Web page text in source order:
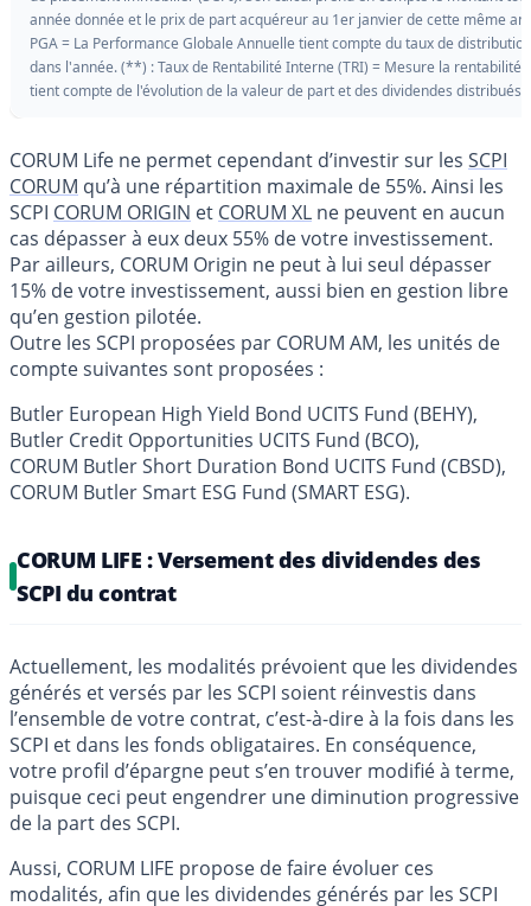
année donnée et le prix de part acquéreur au 1er janvier de cette même
PGA = La Performance Globale Annuelle tient compte du taux de
dans l'année. (**) : Taux de Rentabilité Interne (TRI) = Mesure la
tient compte de l'évolution de la valeur de part et des dividendes distribués
CORUM Life ne permet cependant d’investir sur les SCPI
CORUM qu’à une répartition maximale de 55%. Ainsi les
SCPI CORUM ORIGIN et CORUM XL ne peuvent en aucun
cas dépasser à eux deux 55% de votre investissement.
Par ailleurs, CORUM Origin ne peut à lui seul dépasser
15% de votre investissement, aussi bien en gestion libre
qu’en gestion pilotée.
Outre les SCPI proposées par CORUM AM, les unités de
compte suivantes sont proposées :
Butler European High Yield Bond UCITS Fund (BEHY),
Butler Credit Opportunities UCITS Fund (BCO),
CORUM Butler Short Duration Bond UCITS Fund (CBSD),
CORUM Butler Smart ESG Fund (SMART ESG).
CORUM LIFE : Versement des dividendes des
SCPI du contrat
Actuellement, les modalités prévoient que les dividendes
générés et versés par les SCPI soient réinvestis dans
l’ensemble de votre contrat, c’est-à-dire à la fois dans les
SCPI et dans les fonds obligataires. En conséquence,
votre profil d’épargne peut s’en trouver modifié à terme,
puisque ceci peut engendrer une diminution progressive
de la part des SCPI.
Aussi, CORUM LIFE propose de faire évoluer ces
modalités, afin que les dividendes générés par les SCPI